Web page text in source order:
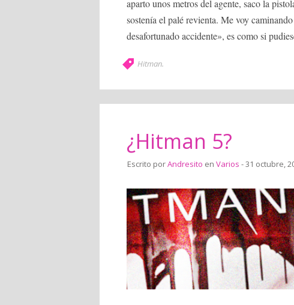
aparto unos metros del agente, saco la
sostenía el palé revienta. Me voy
desafortunado accidente», es como si
Hitman.
¿Hitman 5?
Escrito porAndresito en Varios - 31 octubre,